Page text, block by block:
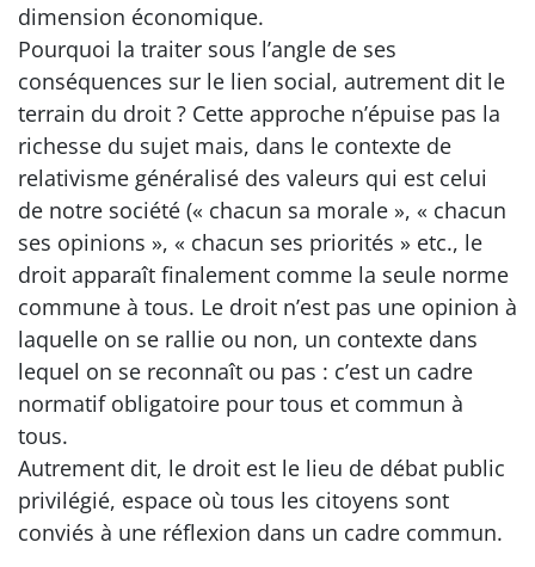
dimension économique.
Pourquoi la traiter sous l’angle de ses
conséquences sur le lien social, autrement dit le
terrain du droit ? Cette approche n’épuise pas la
richesse du sujet mais, dans le contexte de
relativisme généralisé des valeurs qui est celui
de notre société (« chacun sa morale », « chacun
ses opinions », « chacun ses priorités » etc., le
droit apparaît finalement comme la seule norme
commune à tous. Le droit n’est pas une opinion à
laquelle on se rallie ou non, un contexte dans
lequel on se reconnaît ou pas : c’est un cadre
normatif obligatoire pour tous et commun à
tous.
Autrement dit, le droit est le lieu de débat public
privilégié, espace où tous les citoyens sont
conviés à une réflexion dans un cadre commun.